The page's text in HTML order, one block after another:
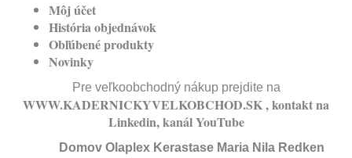
Môj účet
História objednávok
Obľúbené produkty
Novinky
Pre veľkoobchodný nákup prejdite na
WWW.KADERNICKYVELKOBCHOD.SK, kontakt na
Linkedin, kanálYouTube
Domov Olaplex Kerastase Maria Nila Redken